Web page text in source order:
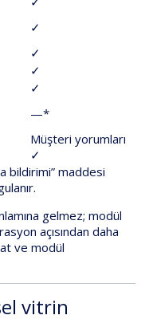
✓
✓
✓
✓
—*
Müşteri yorumları
✓
bildirimi” maddesi
.
gelmez; modül
açısından daha
ve modül
vitrin